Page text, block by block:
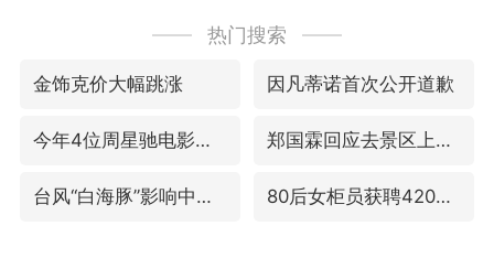
热门搜索
金饰克价大幅跳涨 因凡蒂诺首次公开道歉
今年4位周星驰电影配角去世 郑国霖回应去景区上班被保安拦下
台风“白海豚”影响中国已成定局 80后女柜员获聘4200亿银行副行长